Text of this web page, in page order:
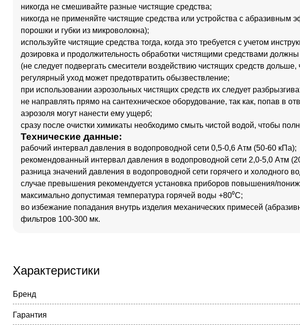
никогда не смешивайте разные чистящие средства;
никогда не применяйте чистящие средства или устройства с
порошки и губки из микроволокна);
используйте чистящие средства тогда, когда это требуется с учетом
дозировка и продолжительность обработки чистящими средствами
(не следует подвергать смесители воздействию чистящих средств дольше,
регулярный уход может предотвратить обызвествление;
при использовании аэрозольных чистящих средств их следует
не направлять прямо на сантехническое оборудование, так как, попав в
аэрозоля могут нанести ему ущерб;
сразу после очистки химикаты необходимо смыть чистой водой, чтобы
Технические данные:
рабочий интервал давления в водопроводной сети 0,5-0,6 Атм (50-60 кПа);
рекомендованный интервал давления в водопроводной сети 2,0-5,0 Атм
разница значений давления в водопроводной сети горячего и холодного
случае превышения рекомендуется установка приборов повышения/
максимально допустимая температура горячей воды +80⁰С;
во избежание попадания внутрь изделия механических примесей
фильтров 100-300 мк.
Характеристики
Бренд
Гарантия